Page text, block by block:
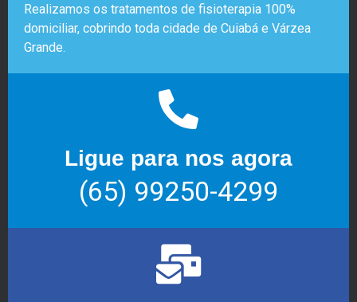
Realizamos os tratamentos de fisioterapia 100%
domiciliar, cobrindo toda cidade de Cuiabá e Várzea
Grande.
Ligue para nos agora
(65) 99250-4299